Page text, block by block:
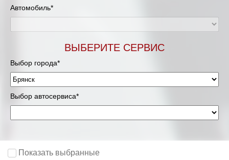
Автомобиль*
ВЫБЕРИТЕ СЕРВИС
Выбор города*
Выбор автосервиса*
Показать выбранные